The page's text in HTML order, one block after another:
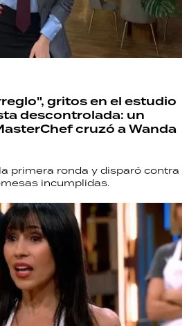
gritos en el estudio
descontrolada: un
cruzó a Wanda
primera ronda y disparó contra
incumplidas.